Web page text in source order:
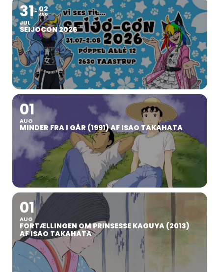
31
JUL
02
AUG
SEIJOCON 2026
01
AUG
MINDER FRA I GÅR (1991) AF ISAO TAKAHATA
01
AUG
FORTÆLLINGEN OM PRINSESSE KAGUYA (2013)
AF ISAO TAKAHATA